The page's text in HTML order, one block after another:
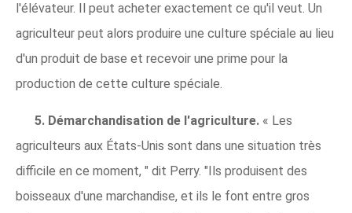
l'élévateur. Il peut acheter exactement ce qu'il veut. Un
agriculteur peut alors produire une culture spéciale au lieu
d'un produit de base et recevoir une prime pour la
production de cette culture spéciale.
5. Démarchandisation de l'agriculture. « Les
agriculteurs aux États-Unis sont dans une situation très
difficile en ce moment, " dit Perry. "Ils produisent des
boisseaux d'une marchandise, et ils le font entre gros